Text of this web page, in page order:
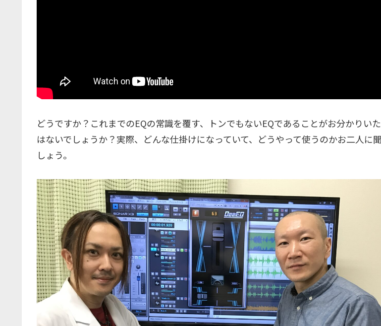
どうですか？これまでのEQの常識を覆す、トンでもないEQであることがお分かりい
はないでしょうか？実際、どんな仕掛けになっていて、どうやって使うのかお二人に
しょう。